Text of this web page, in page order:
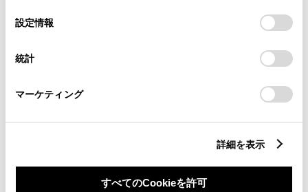
デバイスにすべてのCookie(クッキー)が保存されることに同
意したことになります。Cookie(クッキー)のオプトアウト、
設定の変更、同意を撤回したりするにあたっては、当社の
「Cookie（クッキー）情報の取り扱いについて
」をご覧くだ
設定情報
統計
マーケティング
詳細を表示
すべてのCookieを許可
駆動 4WD
5名
8.0km/L